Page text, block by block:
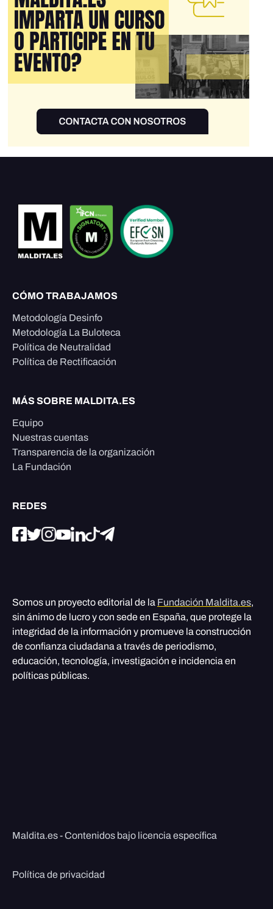
CÓMO TRABAJAMOS
Metodología Desinfo
Metodología La Buloteca
Política de Neutralidad
Política de Rectificación
MÁS SOBRE MALDITA.ES
Equipo
Nuestras cuentas
Transparencia de la organización
La Fundación
REDES
Somos un proyecto editorial de la Fundación Maldita.es,
sin ánimo de lucro y con sede en España, que protege la
integridad de la información y promueve la construcción
de confianza ciudadana a través de periodismo,
educación, tecnología, investigación e incidencia en
políticas públicas.
Maldita.es - Contenidos bajo licencia específica
Política de privacidad